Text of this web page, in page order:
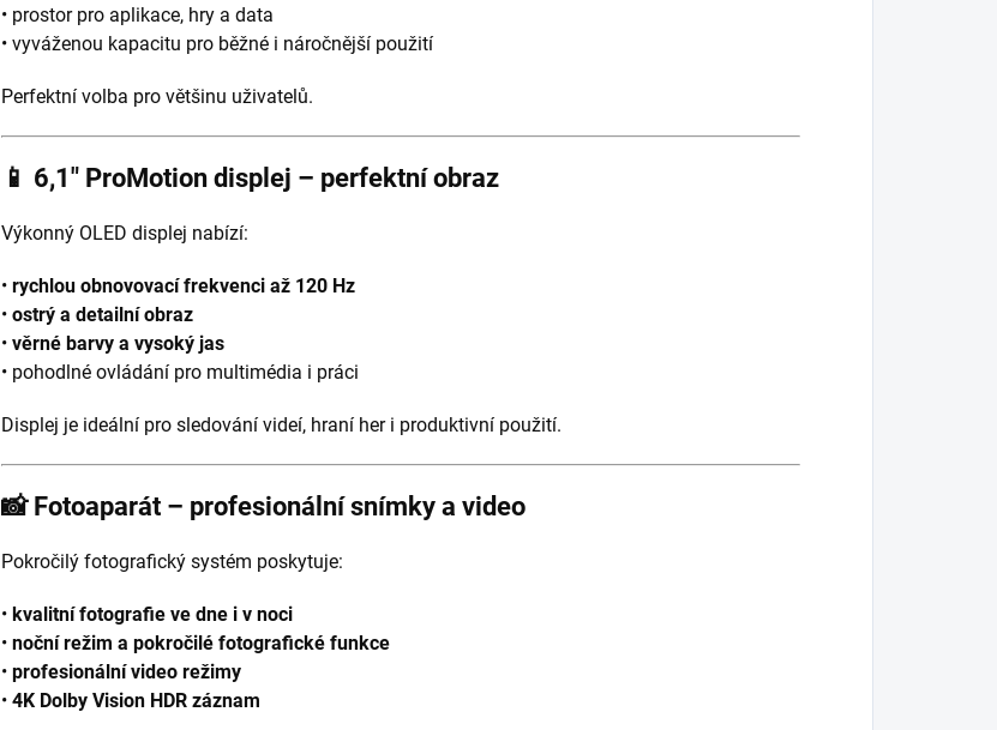
• prostor pro aplikace, hry a data
• vyváženou kapacitu pro běžné i náročnější použití
Perfektní volba pro většinu uživatelů.
📱 6,1″ ProMotion displej – perfektní obraz
Výkonný OLED displej nabízí:
• rychlou obnovovací frekvenci až 120 Hz
• ostrý a detailní obraz
• věrné barvy a vysoký jas
• pohodlné ovládání pro multimédia i práci
Displej je ideální pro sledování videí, hraní her i produktivní použití.
📸 Fotoaparát – profesionální snímky a video
Pokročilý fotografický systém poskytuje:
• kvalitní fotografie ve dne i v noci
• noční režim a pokročilé fotografické funkce
• profesionální video režimy
• 4K Dolby Vision HDR záznam